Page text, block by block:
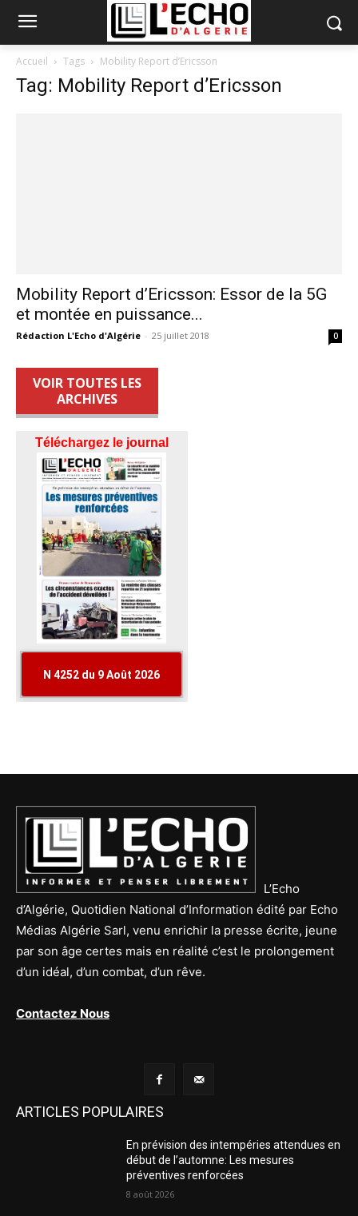
Accueil Tags Mobility Report d’Ericsson
Tag: Mobility Report d’Ericsson
Mobility Report d’Ericsson: Essor de la 5G
et montée en puissance...
Rédaction L'Echo d'Algérie - 25 juillet 2018 0
VOIR TOUTES LES
ARCHIVES
L’Echo
d’Algérie, Quotidien National d’Information édité par Echo
Médias Algérie Sarl, venu enrichir la presse écrite, jeune
par son âge certes mais en réalité c’est le prolongement
d’un idéal, d’un combat, d’un rêve.
Contactez Nous
ARTICLES POPULAIRES
En prévision des intempéries attendues en
début de l’automne: Les mesures
préventives renforcées
8 août 2026